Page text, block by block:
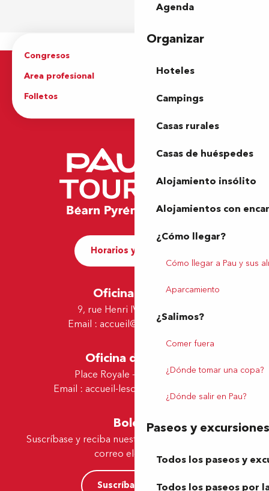
Agenda
Organizar
Hoteles
Campings
Casas rurales
Casas de huéspedes
Alojamiento insólito
Alojamientos con
¿Cómo llegar?
Cómo llegar a Pau y sus
Aparcamiento
¿Salimos?
Comer fuera
¿Dónde tomar una copa?
¿Dónde salir en Pau?
Paseos y excursiones
Todos los paseos y
Todos los paseos por
Congresos
Area profesional
Prensa
Folletos
Oficina de Turismo
Horarios y contacto
Oficina de Pau
9, rue Henri IV - 64000 Pau
Email : accueil@tourismepau.fr
Oficina de Lescar
Place Royale - 64230 Lescar
Email : accueil-lescar@tourismepau.fr
Boletín
Suscríbase y reciba nuestras ofertas y noticias por
correo electrónico
Suscríbase ahora